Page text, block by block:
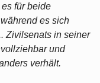
für beide
es sich
Zivilsenats in seiner
und
verhält.